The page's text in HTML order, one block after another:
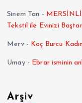
Sinem Tan -
Tekstil ile Evinizi
Merv- Koç Burcu
Umay- Ebrar isminin
Arşiv